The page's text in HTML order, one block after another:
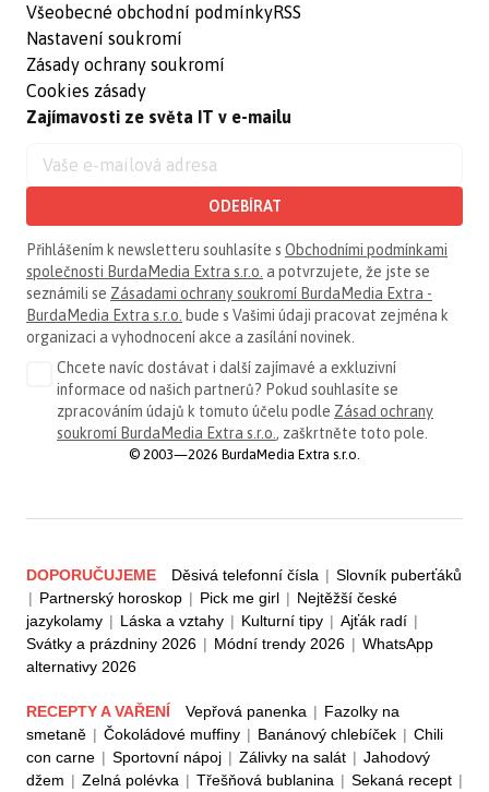
Všeobecné obchodní podmínky
Nastavení soukromí
Zásady ochrany soukromí
Cookies zásady
RSS
Zajímavosti ze světa IT v e-mailu
ODEBÍRAT
Přihlášením k newsletteru souhlasíte s Obchodními podmínkami
společnosti BurdaMedia Extra s.r.o. a potvrzujete, že jste se
seznámili se Zásadami ochrany soukromí BurdaMedia Extra -
BurdaMedia Extra s.r.o. bude s Vašimi údaji pracovat zejména k
organizaci a vyhodnocení akce a zasílání novinek.
Chcete navíc dostávat i další zajímavé a exkluzivní
informace od našich partnerů? Pokud souhlasíte se
zpracováním údajů k tomuto účelu podle Zásad ochrany
soukromí BurdaMedia Extra s.r.o. , zaškrtněte toto pole.
© 2003—2026 BurdaMedia Extra s.r.o.
DOPORUČUJEME Děsivá telefonní čísla | Slovník puberťáků
| Partnerský horoskop | Pick me girl | Nejtěžší české
jazykolamy | Láska a vztahy | Kulturní tipy | Ajťák radí |
Svátky a prázdniny 2026 | Módní trendy 2026 | WhatsApp
alternativy 2026
RECEPTY A VAŘENÍ Vepřová panenka | Fazolky na
smetaně | Čokoládové muffiny | Banánový chlebíček | Chili
con carne | Sportovní nápoj | Zálivky na salát | Jahodový
džem | Zelná polévka | Třešňová bublanina | Sekaná recept |